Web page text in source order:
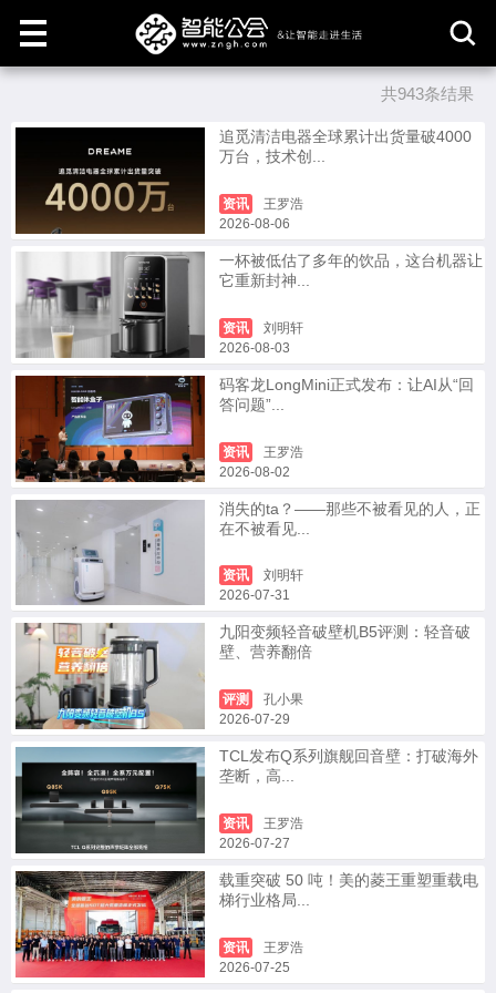
共943条结果
追觅清洁电器全球累计出货量破4000
万台，技术创...
资讯
王罗浩
2026-08-06
一杯被低估了多年的饮品，这台机器让
它重新封神...
资讯
刘明轩
2026-08-03
码客龙LongMini正式发布：让AI从“回
答问题”...
资讯
王罗浩
2026-08-02
消失的ta？——那些不被看见的人，正
在不被看见...
资讯
刘明轩
2026-07-31
九阳变频轻音破壁机B5评测：轻音破
壁、营养翻倍
评测
孔小果
2026-07-29
TCL发布Q系列旗舰回音壁：打破海外
垄断，高...
资讯
王罗浩
2026-07-27
载重突破 50 吨！美的菱王重塑重载电
梯行业格局...
资讯
王罗浩
2026-07-25